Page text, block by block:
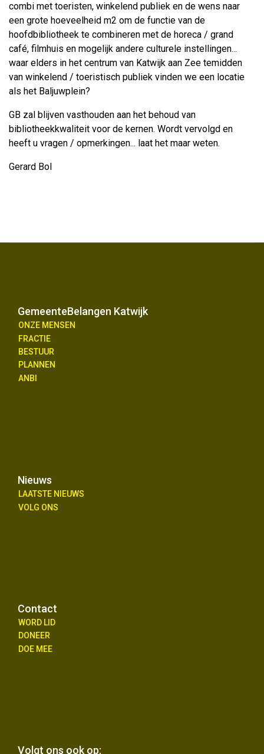
combi met toeristen, winkelend publiek en de wens naar
een grote hoeveelheid m2 om de functie van de
hoofdbibliotheek te combineren met de horeca / grand
café, filmhuis en mogelijk andere culturele instellingen...
waar elders in het centrum van Katwijk aan Zee temidden
van winkelend / toeristisch publiek vinden we een locatie
als het Baljuwplein?
GB zal blijven vasthouden aan het behoud van
bibliotheekkwaliteit voor de kernen. Wordt vervolgd en
heeft u vragen / opmerkingen... laat het maar weten.
Gerard Bol
GemeenteBelangen Katwijk
ONZE MENSEN
FRACTIE
BESTUUR
PLANNEN
ANBI
Nieuws
LAATSTE NIEUWS
VOLG ONS
Contact
WORD LID
DONEER
DOE MEE
Volgt ons ook op: